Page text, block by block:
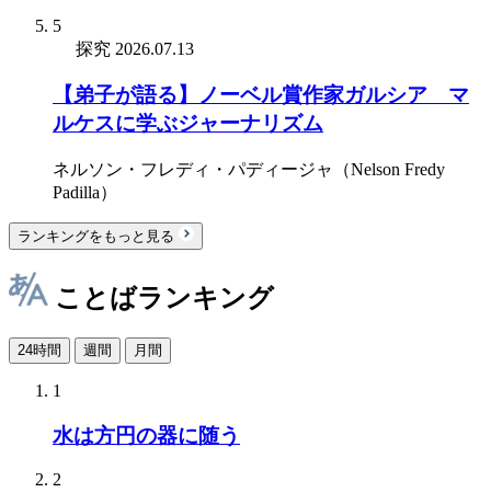
5
探究 2026.07.13
【弟子が語る】ノーベル賞作家ガルシア゠マ
ルケスに学ぶジャーナリズム
ネルソン・フレディ・パディージャ（Nelson Fredy
Padilla）
ランキングをもっと見る
ことばランキング
24時間 週間 月間
1
水は方円の器に随う
2